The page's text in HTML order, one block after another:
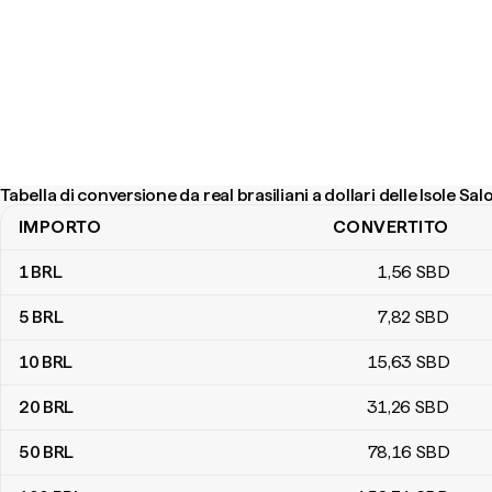
Tabella di conversione da real brasiliani a dollari delle Isole
Tabella di conversione da real brasiliani a dollari delle Isole
IMPORTO CONVERTITO
1BRL 1,56 SBD
5 BRL 7,82 SBD
10 BRL 15,63 SBD
20 BRL 31,26 SBD
50 BRL 78,16 SBD